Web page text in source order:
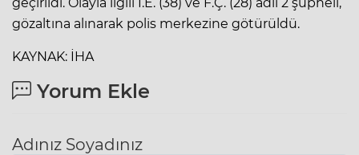
gözaltına alınarak polis merkezine götürüldü.
KAYNAK: İHA
Yorum Ekle
Adınız Soyadınız